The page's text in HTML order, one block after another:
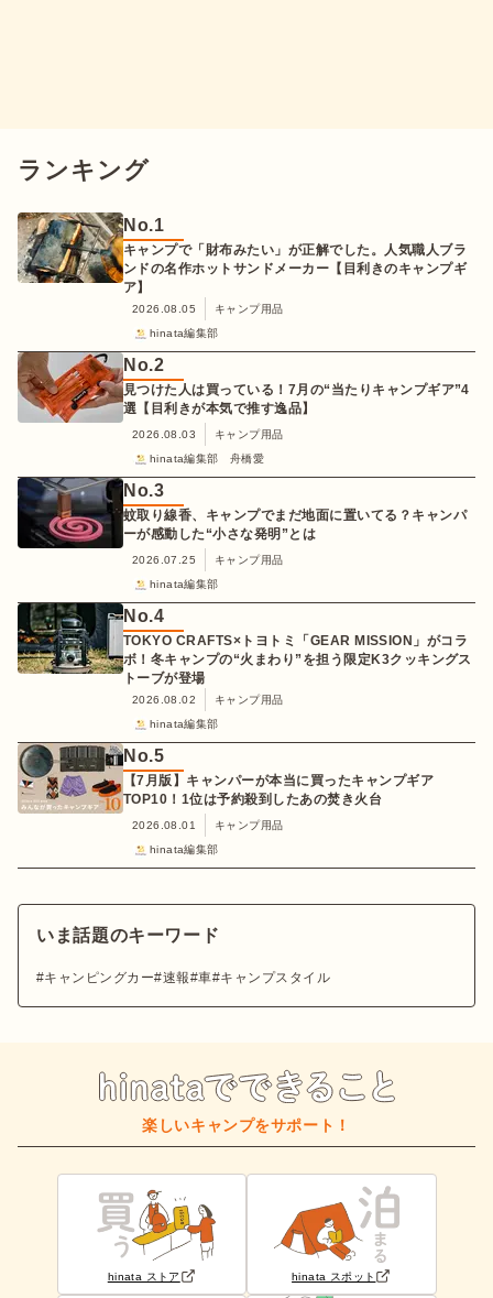
ランキング
No.1
キャンプで「財布みたい」が正解でした。人気職人ブラ
ンドの名作ホットサンドメーカー【目利きのキャンプギ
ア】
2026.08.05
キャンプ用品
hinata編集部
No.2
見つけた人は買っている！7月の“当たりキャンプギア”4
選【目利きが本気で推す逸品】
2026.08.03
キャンプ用品
hinata編集部 舟橋愛
No.3
蚊取り線香、キャンプでまだ地面に置いてる？キャンパ
ーが感動した“小さな発明”とは
2026.07.25
キャンプ用品
hinata編集部
No.4
TOKYO CRAFTS×トヨトミ「GEAR MISSION」がコラ
ボ！冬キャンプの“火まわり”を担う限定K3クッキングス
トーブが登場
2026.08.02
キャンプ用品
hinata編集部
No.5
【7月版】キャンパーが本当に買ったキャンプギア
TOP10！1位は予約殺到したあの焚き火台
2026.08.01
キャンプ用品
hinata編集部
いま話題のキーワード
キャンピングカー 速報 車 キャンプスタイル
楽しいキャンプをサポート！
hinata ストア hinata スポット